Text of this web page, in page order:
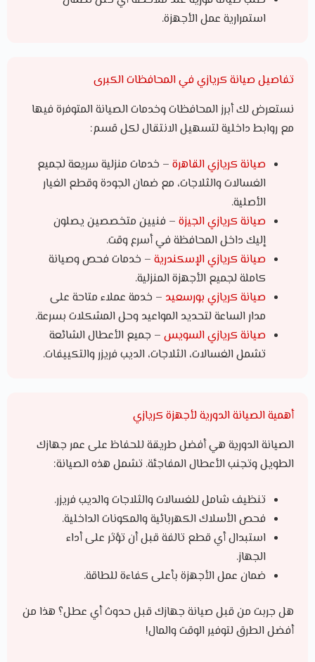
استمرارية عمل الأجهزة.
تفاصيل صيانة كريازي في المحافظات الكبرى
نستعرض لك أبرز المحافظات وخدمات الصيانة المتوفرة فيها
مع روابط داخلية لتسهيل الانتقال لكل قسم:
صيانة كريازي القاهرة – خدمات منزلية سريعة لجميع
الغسالات والثلاجات، مع ضمان الجودة وقطع الغيار
الأصلية.
صيانة كريازي الجيزة – فنيين متخصصين يصلون
إليك داخل المحافظة في أسرع وقت.
صيانة كريازي الإسكندرية – خدمات فحص وصيانة
كاملة لجميع الأجهزة المنزلية.
صيانة كريازي بورسعيد – خدمة عملاء متاحة على
مدار الساعة لتحديد المواعيد وحل المشكلات بسرعة.
صيانة كريازي السويس – جميع الأعطال الشائعة
تشمل الغسالات، الثلاجات، الديب فريزر والتكييفات.
أهمية الصيانة الدورية لأجهزة كريازي
الصيانة الدورية هي أفضل طريقة للحفاظ على عمر جهازك
الطويل وتجنب الأعطال المفاجئة. تشمل هذه الصيانة:
تنظيف شامل للغسالات والثلاجات والديب فريزر.
فحص الأسلاك الكهربائية والمكونات الداخلية.
استبدال أي قطع تالفة قبل أن تؤثر على أداء
الجهاز.
ضمان عمل الأجهزة بأعلى كفاءة للطاقة.
هل جربت من قبل صيانة جهازك قبل حدوث أي عطل؟ هذا من
أفضل الطرق لتوفير الوقت والمال!